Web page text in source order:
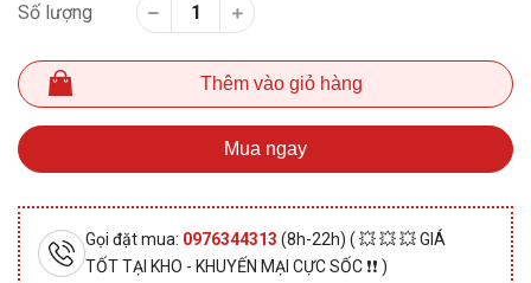
Số lượng
Thêm vào giỏ hàng
Mua ngay
Gọi đặt mua: 0976344313 (8h-22h) ( 💥 💥 💥 GIÁ
TỐT TẠI KHO - KHUYẾN MẠI CỰC SỐC ❗❗ )